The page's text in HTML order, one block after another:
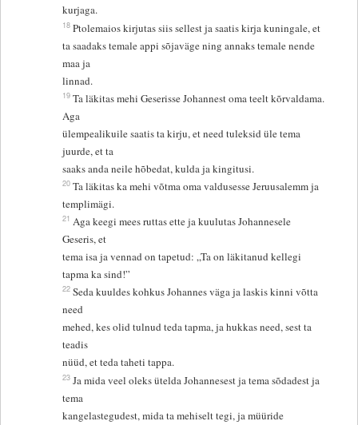
kurjaga.
18 Ptolemaios kirjutas siis sellest ja saatis kirja kuningale, et
ta saadaks temale appi sõjaväge ning annaks temale nende
maa ja
linnad.
19 Ta läkitas mehi Geserisse Johannest oma teelt kõrvaldama.
Aga
ülempealikuile saatis ta kirju, et need tuleksid üle tema
juurde, et ta
saaks anda neile hõbedat, kulda ja kingitusi.
20 Ta läkitas ka mehi võtma oma valdusesse Jeruusalemm ja
templimägi.
21 Aga keegi mees ruttas ette ja kuulutas Johannesele
Geseris, et
tema isa ja vennad on tapetud: „Ta on läkitanud kellegi
tapma ka sind!”
22 Seda kuuldes kohkus Johannes väga ja laskis kinni võtta
need
mehed, kes olid tulnud teda tapma, ja hukkas need, sest ta
teadis
nüüd, et teda taheti tappa.
23 Ja mida veel oleks ütelda Johannesest ja tema sõdadest ja
tema
kangelastegudest, mida ta mehiselt tegi, ja müüride